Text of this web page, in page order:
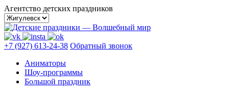
Skip
to
content
Агентство детских праздников
+7 (927) 613-24-38 Обратный звонок
Аниматоры
Шоу-программы
Большой праздник